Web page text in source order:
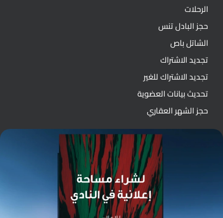
الرحلات
حجز البادل تنس
الشاتل باص
تجديد الاشتراك
تجديد الاشتراك للغير
تحديث بيانات العضوية
حجز الشهر العقاري